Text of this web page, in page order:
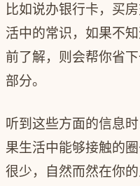
比如说办银行卡，买
活中的常识，如果不
前了解，则会帮你省
部分。
听到这些方面的信息
果生活中能够接触的
很少，自然而然在你